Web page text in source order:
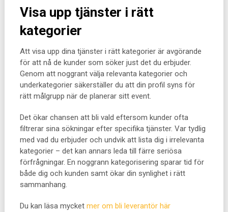
Visa upp tjänster i rätt
kategorier
Att visa upp dina tjänster i rätt kategorier är avgörande
för att nå de kunder som söker just det du erbjuder.
Genom att noggrant välja relevanta kategorier och
underkategorier säkerställer du att din profil syns för
rätt målgrupp när de planerar sitt event.
Det ökar chansen att bli vald eftersom kunder ofta
filtrerar sina sökningar efter specifika tjänster. Var tydlig
med vad du erbjuder och undvik att lista dig i irrelevanta
kategorier – det kan annars leda till färre seriösa
förfrågningar. En noggrann kategorisering sparar tid för
både dig och kunden samt ökar din synlighet i rätt
sammanhang.
Du kan läsa mycket mer om bli leverantör här